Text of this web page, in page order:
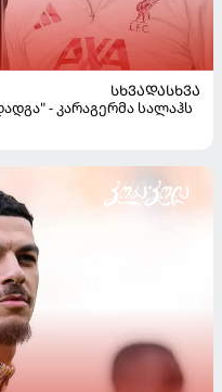
ᲡᲮᲕᲐᲓᲐᲡᲮᲕᲐ
- კარაგერმა სალაჰს